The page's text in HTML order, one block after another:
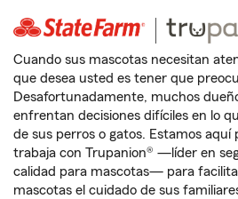
Cuando sus mascotas necesitan
que desea usted es tener que
Desafortunadamente, muchos
enfrentan decisiones difíciles en lo
de sus perros o gatos. Estamos aquí
trabaja con Trupanion® —líder en
calidad para mascotas— para
mascotas el cuidado de sus